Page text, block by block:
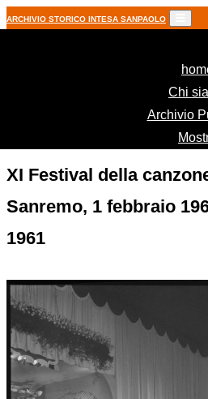
ARCHIVIO STORICO INTESA SANPAOLO
Chi
Archivio
XI Festival della
Sanremo, 1 febbraio
1961